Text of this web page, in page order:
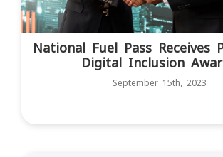
National Fuel Pass Receives
Digital Inclusion
September 15th, 2023